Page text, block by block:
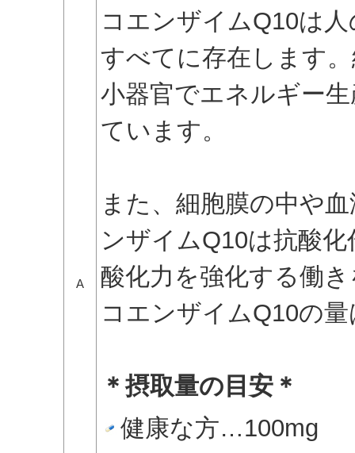
A
コエンザイムQ10は
すべてに存在します
小器官でエネルギー
ています。
また、細胞膜の中や
ンザイムQ10は抗酸
酸化力を強化する働
コエンザイムQ10の
＊摂取量の目安＊
健康な方…100mg